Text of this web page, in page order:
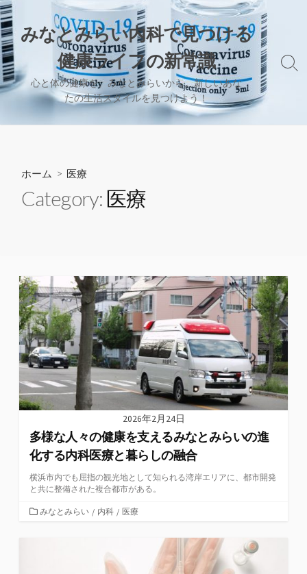
コ
ン
テ
ン
ツ
へ
キ
みなとみらい内科で見つける
健康ライフの新常識
心と体の健康を、みなとみらいから。新しいあな
たの生活スタイルを見つけよう！
検
ホーム > 医療
Category: 医療
2026年2月24日
多様な人々の健康を支えるみなとみらいの進
化する内科医療と暮らしの融合
横浜市内でも屈指の観光地として知られる湾岸エリアに、都市開発
と共に整備された複合都市がある。
カみなとみらい / 内科 / 医療